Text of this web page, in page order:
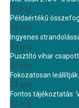
05 aug.
Példaértékű
05 aug.
Ingyenes
03 aug.
Pusztító vihar
02 aug.
Fokozatosan
02 aug.
Fontos tájékoztatás:
02 aug.